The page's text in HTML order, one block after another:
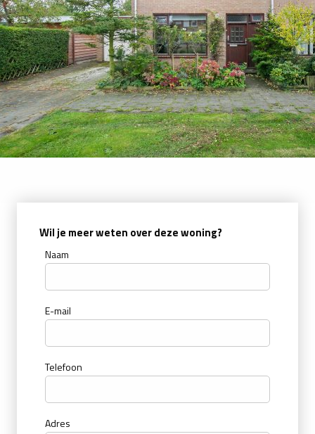
Wil je meer weten over deze woning?
Naam
E-mail
Telefoon
Adres